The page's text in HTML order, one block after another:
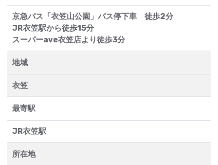
京急バス「衣笠山公園」バス停下車 徒歩2分
JR衣笠駅から徒歩15分
スーパーave衣笠店より徒歩3分
地域
衣笠
最寄駅
JR衣笠駅
所在地